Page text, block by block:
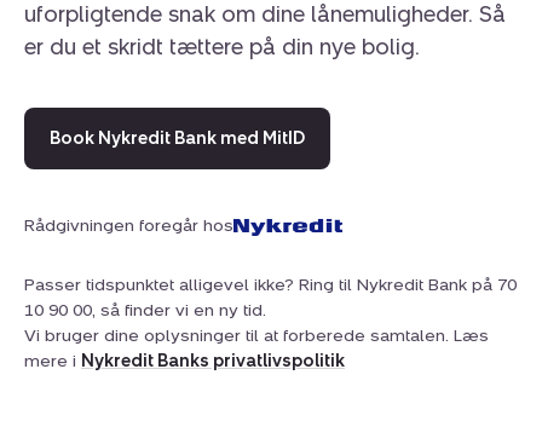
uforpligtende snak om dine lånemuligheder. Så
er du et skridt tættere på din nye bolig.
Book Nykredit Bank med MitID
Rådgivningen foregår hos
Passer tidspunktet alligevel ikke? Ring til Nykredit Bank på 70
10 90 00, så finder vi en ny tid.
Vi bruger dine oplysninger til at forberede samtalen. Læs
mere i Nykredit Banks privatlivspolitik